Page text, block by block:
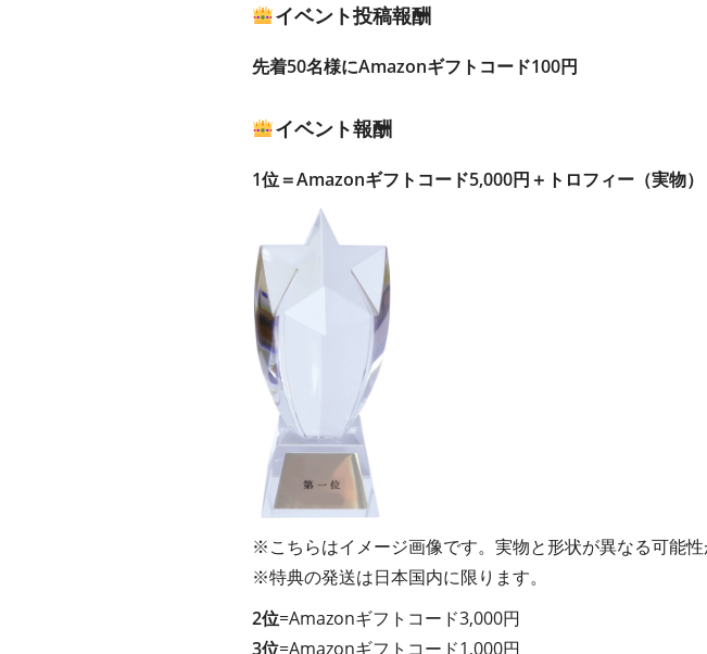
イベント投稿報酬
先着50名様にAmazonギフトコード100円
イベント報酬
1位＝Amazonギフトコード5,000円＋トロフィー（実物）
※こちらはイメージ画像です。実物と形状が異なる可能性
※特典の発送は日本国内に限ります。
2位=Amazonギフトコード3,000円
3位=Amazonギフトコード1,000円